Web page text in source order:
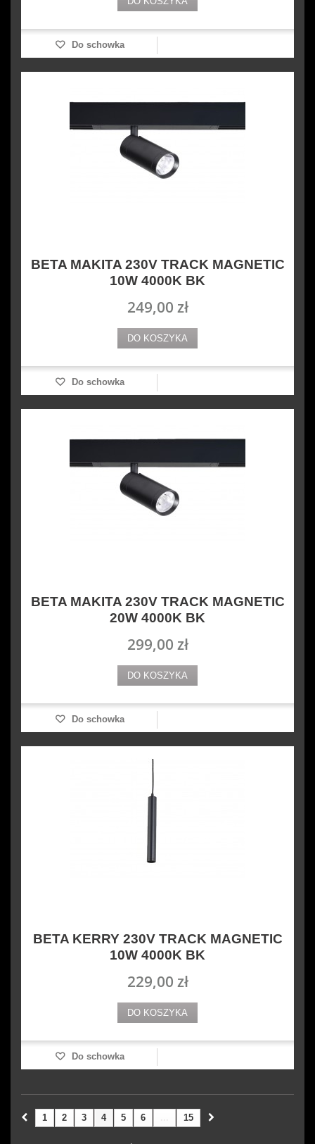
Do schowka
BETA MAKITA 230V TRACK MAGNETIC
10W 4000K BK
249,00 zł
DO KOSZYKA
Do schowka
BETA MAKITA 230V TRACK MAGNETIC
20W 4000K BK
299,00 zł
DO KOSZYKA
Do schowka
BETA KERRY 230V TRACK MAGNETIC
10W 4000K BK
229,00 zł
DO KOSZYKA
Do schowka
1 2 3 4 5 6 15